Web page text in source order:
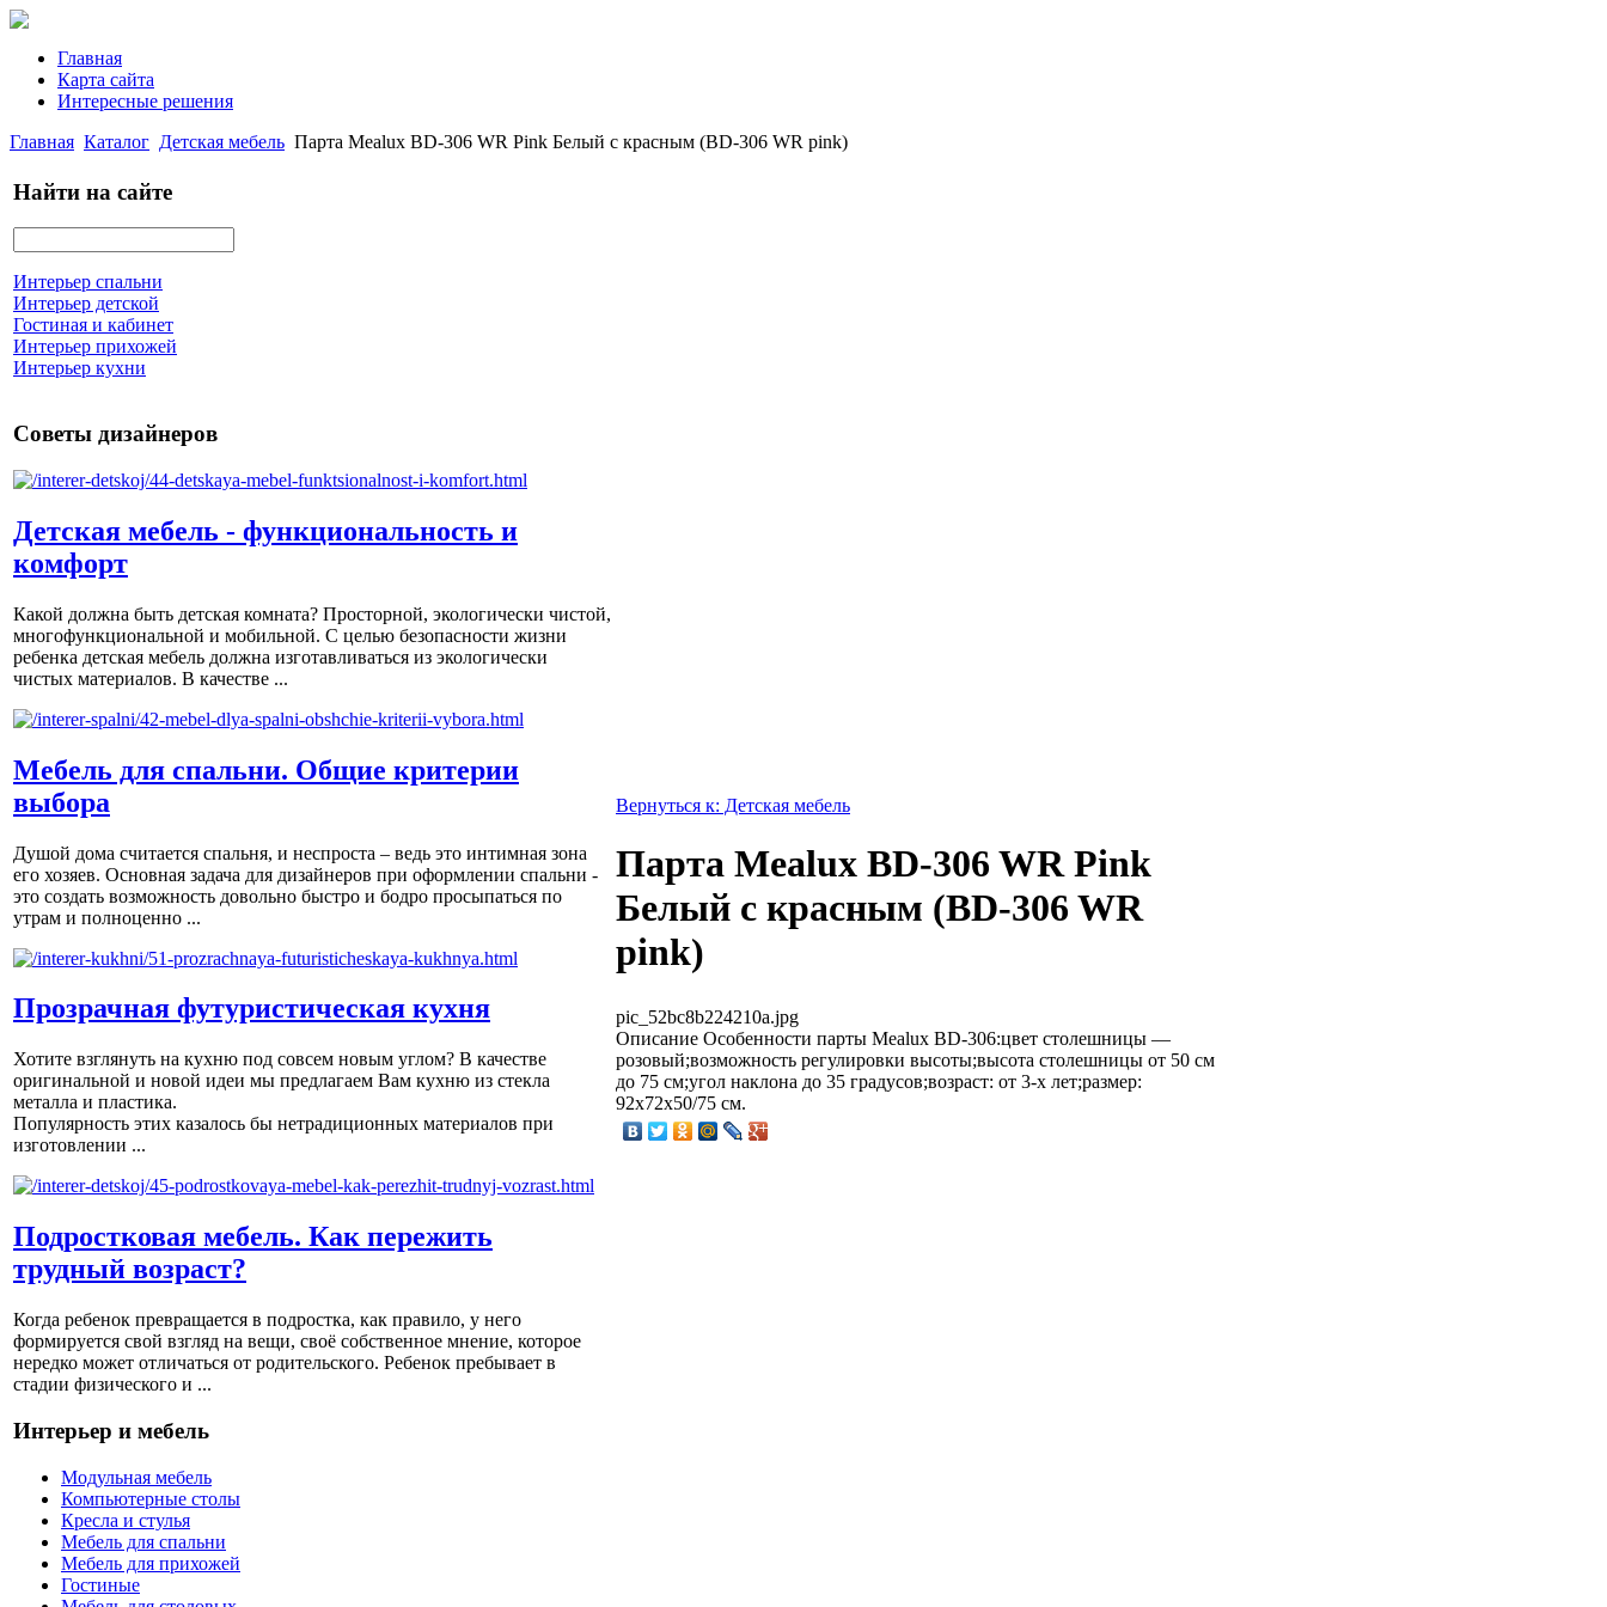
Главная
Карта сайта
Интересные решения
Главная Каталог Детская мебель Парта Mealux BD-306 WR Pink Белый с красным (BD-306 WR pink)
Найти на сайте
Интерьер спальни
Интерьер детской
Гостиная и кабинет
Интерьер прихожей
Интерьер кухни
Советы дизайнеров
Детская мебель - функциональность и
комфорт
Какой должна быть детская комната? Просторной, экологически чистой,
многофункциональной и мобильной. С целью безопасности жизни
ребенка детская мебель должна изготавливаться из экологически
чистых материалов. В качестве ...
Мебель для спальни. Общие критерии
выбора
Душой дома считается спальня, и неспроста – ведь это интимная зона
его хозяев. Основная задача для дизайнеров при оформлении спальни -
это создать возможность довольно быстро и бодро просыпаться по
утрам и полноценно ...
Прозрачная футуристическая кухня
Хотите взглянуть на кухню под совсем новым углом? В качестве
оригинальной и новой идеи мы предлагаем Вам кухню из стекла
металла и пластика.
Популярность этих казалось бы нетрадиционных материалов при
изготовлении ...
Подростковая мебель. Как пережить
трудный возраст?
Когда ребенок превращается в подростка, как правило, у него
формируется свой взгляд на вещи, своё собственное мнение, которое
нередко может отличаться от родительского. Ребенок пребывает в
стадии физического и ...
Интерьер и мебель
Модульная мебель
Компьютерные столы
Кресла и стулья
Мебель для спальни
Мебель для прихожей
Гостиные
Вернуться к: Детская мебель
Парта Mealux BD-306 WR Pink
Белый с красным (BD-306 WR
pink)
pic_52bc8b224210a.jpg
Описание Особенности парты Mealux BD-306:цвет столешницы —
розовый;возможность регулировки высоты;высота столешницы от 50 см
до 75 см;угол наклона до 35 градусов;возраст: от 3-х лет;размер:
92х72х50/75 см.